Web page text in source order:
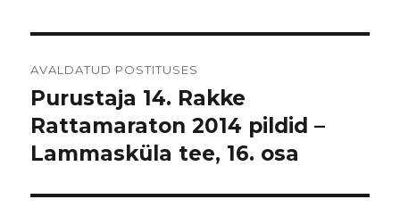
AVALDATUD POSTITUSES
Purustaja 14. Rakke
Rattamaraton 2014 pildid –
Lammasküla tee, 16. osa